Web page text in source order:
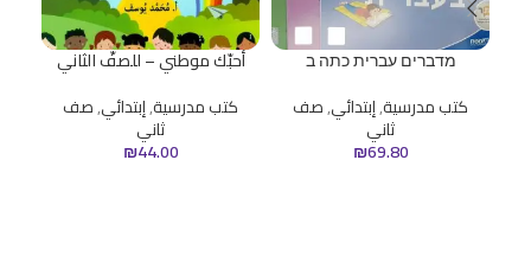
מדברים עברית כתה ב
كتب مدرسية,إبتدائي,صف
ثاني
₪69.80
أحبّك موطني – للصفّ الثاني
كتب مدرسية,إبتدائي,صف
ثاني
₪44.00